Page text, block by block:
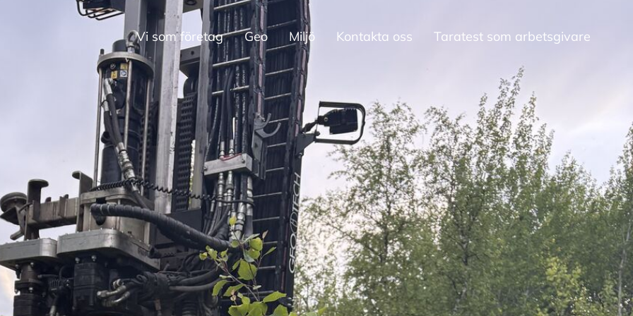
Vi som företag Geo Miljö Kontakta oss Taratest som arbetsgivare